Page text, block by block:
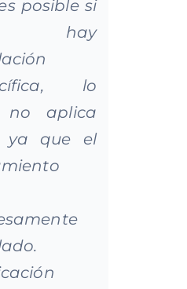
posible si
hay
lo
no aplica
ya que el